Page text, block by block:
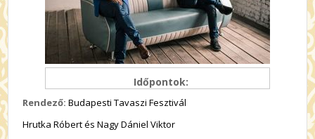
Időpontok:
Rendező: Budapesti Tavaszi Fesztivál
Hrutka Róbert és Nagy Dániel Viktor